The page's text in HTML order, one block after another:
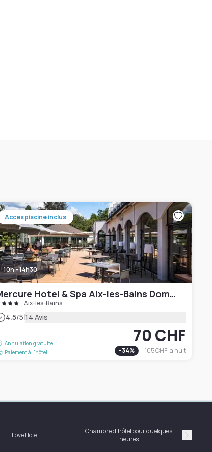
Accès piscine inclus
10h - 14h30
Mercure Hotel & Spa Aix-les-Bains Domaine Marlioz
Aix-les-Bains
4.5/5|14 Avis
Annulation gratuite
Paiement à l'hôtel
70 CHF
-34% 105 CHFla nuit
Love Hotel
Chambre d'hôtel pour quelques
heures